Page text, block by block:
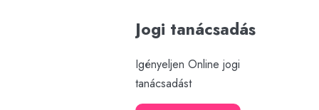
Jogi tanácsadás
Igényeljen Online jogi
tanácsadást